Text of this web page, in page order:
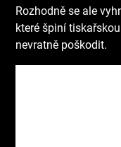
Rozhodně se ale
které špiní
nevratně poškodit.